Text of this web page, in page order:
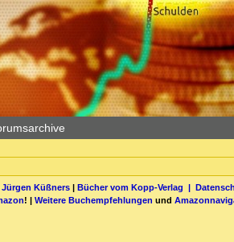
Jürgen Küßners| Bücher vom Kopp-Verlag |
! | Weitere Buchempfehlungen und